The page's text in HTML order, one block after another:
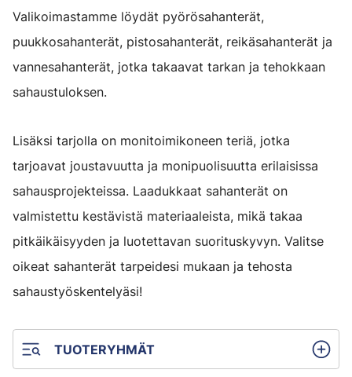
Valikoimastamme löydät pyörösahanterät,
puukkosahanterät, pistosahanterät, reikäsahanterät ja
vannesahanterät, jotka takaavat tarkan ja tehokkaan
sahaustuloksen.
Lisäksi tarjolla on monitoimikoneen teriä, jotka
tarjoavat joustavuutta ja monipuolisuutta erilaisissa
sahausprojekteissa. Laadukkaat sahanterät on
valmistettu kestävistä materiaaleista, mikä takaa
pitkäikäisyyden ja luotettavan suorituskyvyn. Valitse
oikeat sahanterät tarpeidesi mukaan ja tehosta
sahaustyöskentelyäsi!
TUOTERYHMÄT